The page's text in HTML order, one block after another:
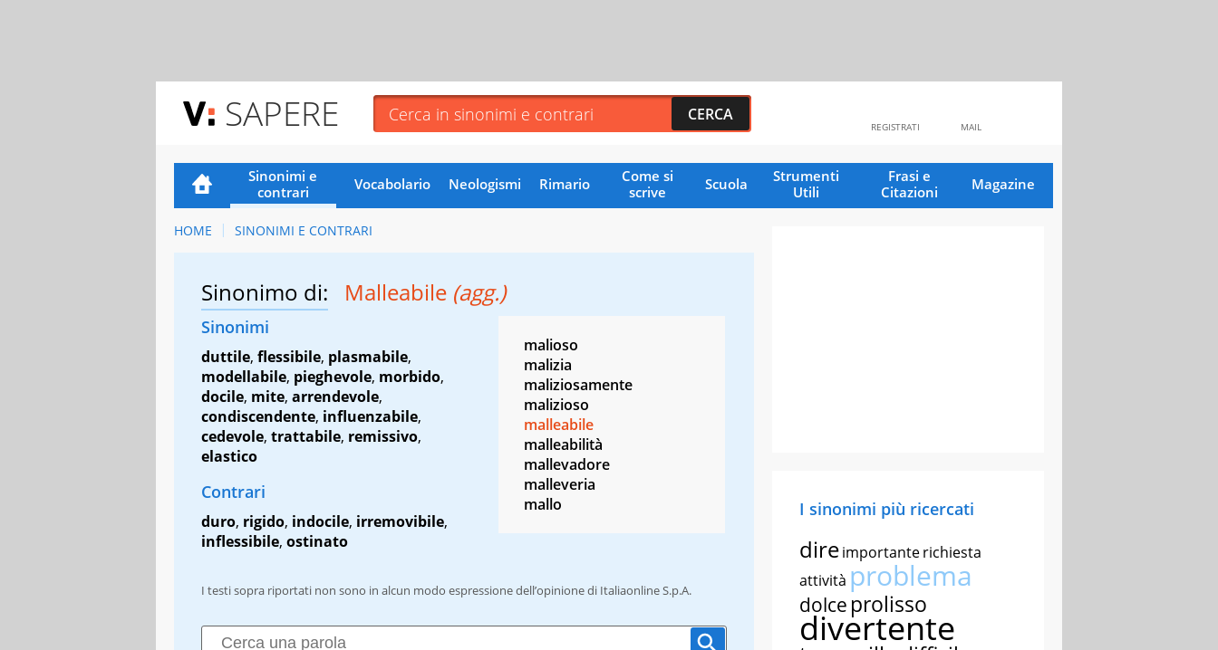
SAPERE MAIL
REGISTRATI
Sinonimi e
contrari
Vocabolario Neologismi Rimario
Come si
scrive
Scuola
Strumenti
Utili
Frasi e
Citazioni
Magazine
HOME SINONIMI E CONTRARI
Sinonimo di: Malleabile (agg.)
Sinonimi
duttile, flessibile, plasmabile,
modellabile, pieghevole, morbido,
docile, mite, arrendevole,
condiscendente, influenzabile,
cedevole, trattabile, remissivo,
elastico
Contrari
duro, rigido, indocile, irremovibile,
inflessibile, ostinato
malioso
malizia
maliziosamente
malizioso
malleabile
malleabilità
mallevadore
malleveria
mallo
I testi sopra riportati non sono in alcun modo espressione dell’opinione di Italiaonline S.p.A.
I sinonimi più ricercati
direimportanterichiesta
attività problema
dolce prolisso
divertente